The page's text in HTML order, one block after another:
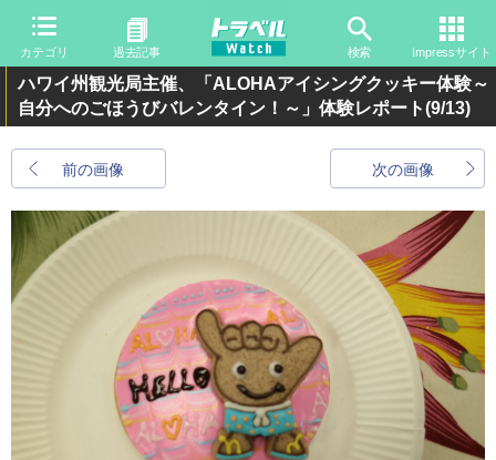
カテゴリ 過去記事 検索 Impressサイト
ハワイ州観光局主催、「ALOHAアイシングクッキー体験～
自分へのごほうびバレンタイン！～」体験レポート(9/13)
前の画像 次の画像